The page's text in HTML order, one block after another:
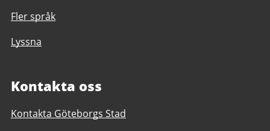
Fler språk
Lyssna
Kontakta oss
Kontakta Göteborgs Stad